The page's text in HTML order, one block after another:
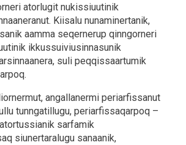
atorlugit nukissiuutinik
Kiisalu nunaminertanik,
aamma seqernerup qinngorneri
ikkussuiviusinnasunik
suli peqqissaartumik
angallanermi periarfissanut
tunngatillugu, periarfissaqarpoq –
sarfamik
siunertaralugu sanaanik,